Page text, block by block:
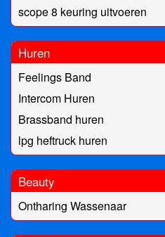
scope 8 keuring uitvoeren
Huren
Feelings Band
Intercom Huren
Brassband huren
lpg heftruck huren
Beauty
Ontharing Wassenaar